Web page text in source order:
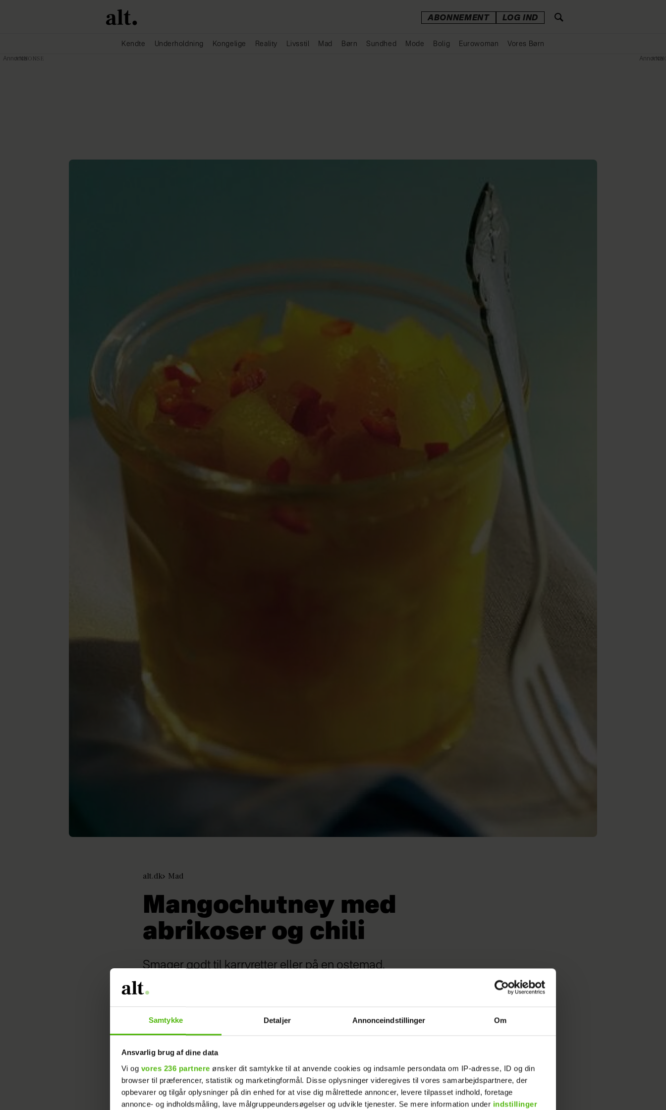
Samtykke Detaljer Annonceindstillinger Om
Ansvarlig brug af dine data
Vi og vores 236 partnere ønsker dit samtykke til at anvende cookies og indsamle persondata om IP-adresse, ID og din
browser til præferencer, statistik og marketingformål. Disse oplysninger videregives til vores samarbejdspartnere, der
opbevarer og tilgår oplysninger på din enhed for at vise dig målrettede annoncer, levere tilpasset indhold, foretage
annonce- og indholdsmåling, lave målgruppeundersøgelser og udvikle tjenester. Se mere information under indstillinger
ABONNEMENT LOG IND
Kendte Underholdning Kongelige Reality Livsstil Mad Børn Sundhed Mode Bolig Eurowoman Vores Børn
alt.dk Mad
Mangochutney med
abrikoser og chili
Smager godt til karryretter eller på en ostemad.
Hendes Verden
2 glas
Annonce Annonce